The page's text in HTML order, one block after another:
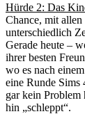
Hürde 2: Das
Chance, mit
unterschiedlich
Gerade heute –
ihrer besten
wo es nach
eine Runde Sims
gar kein Problem
hin „schleppt“.